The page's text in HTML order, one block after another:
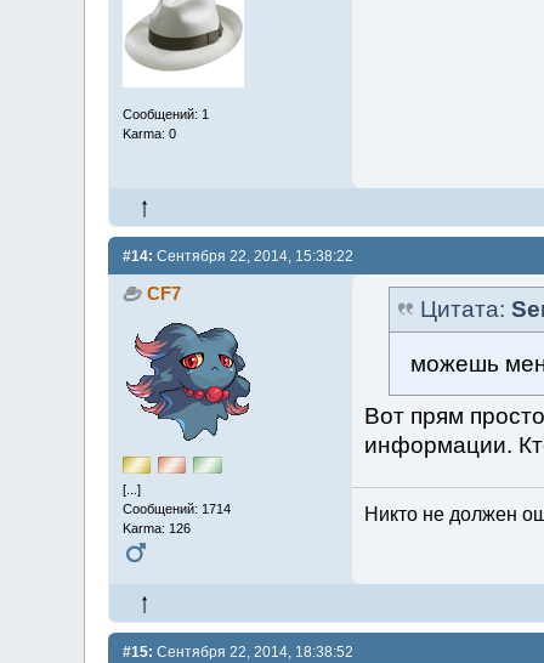
Сообщений: 1
Karma: 0
#14: Сентября 22, 2014, 15:38:22
CF7
[...]
Сообщений: 1714
Karma: 126
Цитата:
можешь
Вот прям
информации.
Никто не должен
#15: Сентября 22, 2014, 18:38:52